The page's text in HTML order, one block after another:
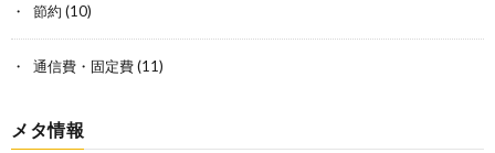
節約 (10)
通信費・固定費(11)
メタ情報